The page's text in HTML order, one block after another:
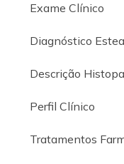
Exame Clínico
Diagnóstico
Descrição
Perfil Clínico
Tratamentos